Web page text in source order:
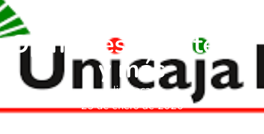
Opiniones, Hipotecas
y más
Hipotecas
25 de enero de 2026